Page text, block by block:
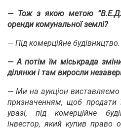
— Тож з якою метою
оренди комунальної землі?
— Під комерційне будівництво.
— А потім їм міськрада
ділянки і там виросли
— Ми на аукціон виставляємо
призначенням, щоб
увазі, під комерційне
інвестор, який купив право